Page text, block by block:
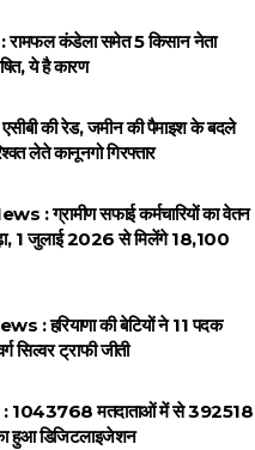
कंडेला समेत 5 किसान नेता
ये है कारण
की रेड, जमीन की पैमाइश के बदले
लेते कानूनगो गिरफ्तार
: ग्रामीण सफाई कर्मचारियों का वेतन
1 जुलाई 2026 से मिलेंगे 18,100
: हरियाणा की बेटियों ने 11 पदक
सिल्वर ट्राफी जीती
1043768 मतदाताओं में से 392518
हुआ डिजिटलाइजेशन